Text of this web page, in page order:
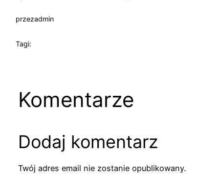
przezadmin
Tagi:
Komentarze
Dodaj komentarz
Twój adres email nie zostanie opublikowany.